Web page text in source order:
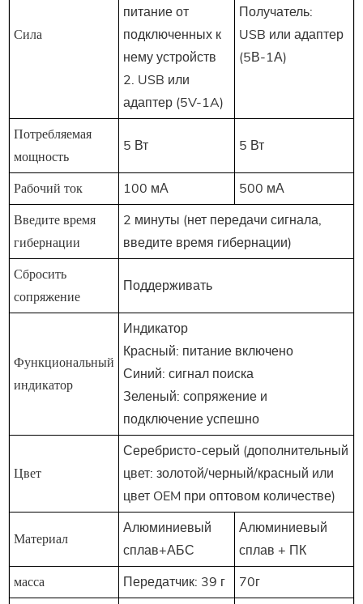
Сила
питание от
подключенных к
нему устройств
2. USB или
адаптер (5V-1A)
Получатель:
USB или адаптер
(5В-1А)
Потребляемая
мощность
5 Вт 5 Вт
Рабочий ток 100 мА
500 мА
Введите время
гибернации
2 минуты (нет передачи сигнала,
введите время гибернации)
Сбросить
сопряжение
Поддерживать
Функциональный
индикатор
Индикатор
Красный: питание включено
Синий: сигнал поиска
Зеленый: сопряжение и
подключение успешно
Цвет
Серебристо-серый (дополнительный
цвет: золотой/черный/красный или
цвет OEM при оптовом количестве)
Материал
Алюминиевый
сплав+АБС
Алюминиевый
сплав + ПК
масса
Передатчик: 39 г 70г